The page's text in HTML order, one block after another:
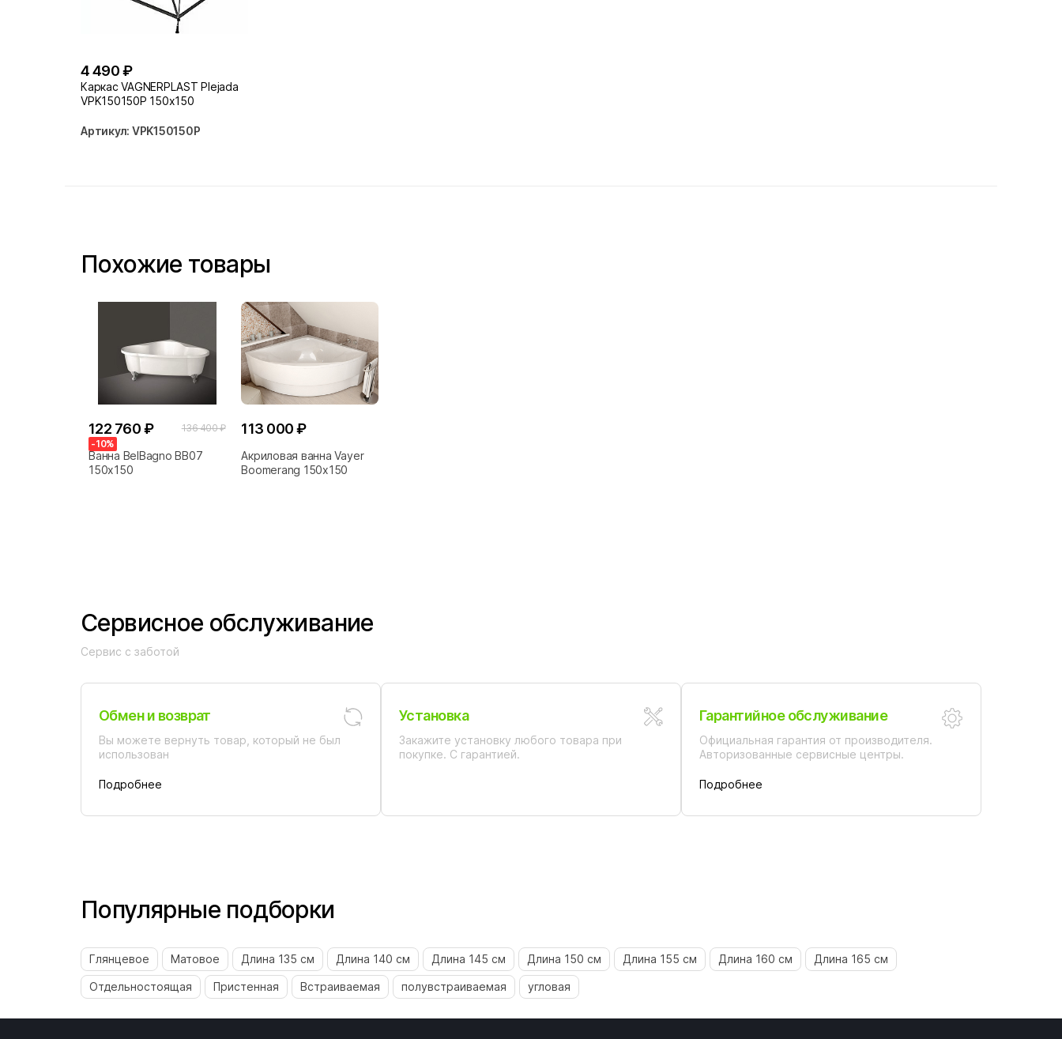
4 490 ₽
Каркас VAGNERPLAST Plejada
VPK150150P 150x150
Артикул: VPK150150P
Похожие товары
122 760 ₽
136 400 ₽
-10%
Ванна BelBagno BB07
150х150
113 000 ₽
Акриловая ванна Vayer
Boomerang 150x150
Сервисное обслуживание
Сервис с заботой
Обмен и возврат
Вы можете вернуть товар, который не был
использован
Подробнее
Установка
Закажите установку любого товара при
покупке. С гарантией.
Гарантийное обслуживание
Официальная гарантия от производителя.
Авторизованные сервисные центры.
Подробнее
Популярные подборки
Глянцевое Матовое Длина 135 см Длина 140 см Длина 145 см Длина 150 см Длина 155 см Длина 160 см Длина 165 см
Отдельностоящая Пристенная Встраиваемая полувстраиваемая угловая